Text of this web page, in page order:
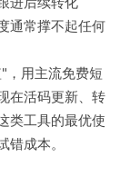
通常撑不起任何
，用主流免费短
在活码更新、转
类工具的最优使
成本。